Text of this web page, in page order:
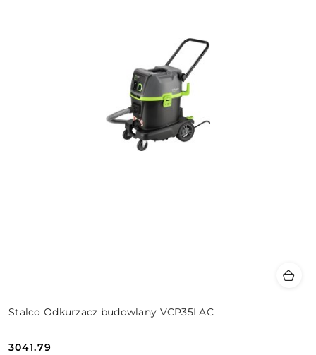
Stalco Odkurzacz budowlany VCP35LAC
3041.79